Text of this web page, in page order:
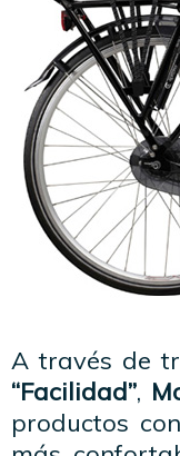
A través de
“Facilidad”,
productos